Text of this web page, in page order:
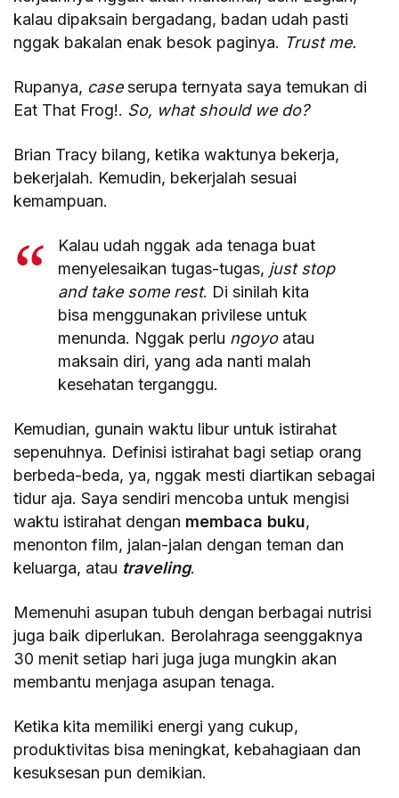
kalau dipaksain bergadang, badan udah pasti
nggak bakalan enak besok paginya. Trust me.
Rupanya, caseserupa ternyata saya temukan di
Eat That Frog!. So, what should we do?
Brian Tracy bilang, ketika waktunya bekerja,
bekerjalah. Kemudin, bekerjalah sesuai
kemampuan.
Kalau udah nggak ada tenaga buat
menyelesaikan tugas-tugas, just stop
and take some rest. Di sinilah kita
bisa menggunakan privilese untuk
menunda. Nggak perlu ngoyoatau
maksain diri, yang ada nanti malah
kesehatan terganggu.
Kemudian, gunain waktu libur untuk istirahat
sepenuhnya. Definisi istirahat bagi setiap orang
berbeda-beda, ya, nggak mesti diartikan sebagai
tidur aja. Saya sendiri mencoba untuk mengisi
waktu istirahat dengan membaca buku,
menonton film, jalan-jalan dengan teman dan
keluarga, atau traveling.
Memenuhi asupan tubuh dengan berbagai nutrisi
juga baik diperlukan. Berolahraga seenggaknya
30 menit setiap hari juga juga mungkin akan
membantu menjaga asupan tenaga.
Ketika kita memiliki energi yang cukup,
produktivitas bisa meningkat, kebahagiaan dan
kesuksesan pun demikian.